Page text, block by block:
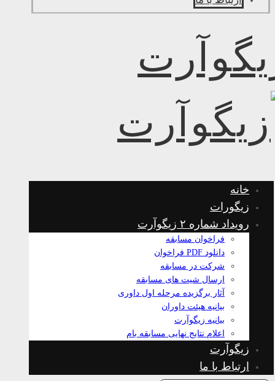
خانه
زیگورات
رویداد شماره ۲ زیگوآرت
فراخوان مسابقه
دانلود PDF فراخوان
شرکت در مسابقه
ارسال شیت های مسابقه
آثار برگزیده مرحله اول داوری
بیانیه هیئت داوران
بیانیه زیگوآرت
اعلام نتایج نهایی مسابقه بام
زیگوآرت
ارتباط با ما